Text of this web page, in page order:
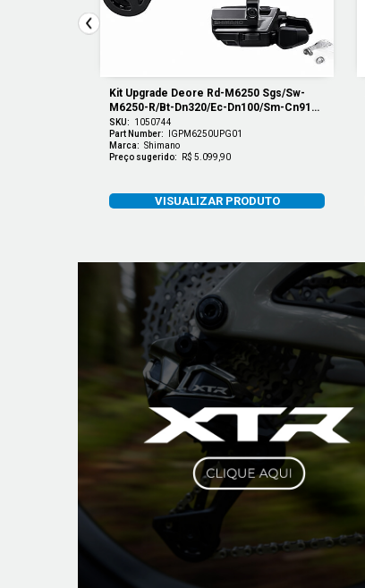
Kit Upgrade Deore Rd-M6250 Sgs/sw-
M6250-R/bt-Dn320/ec-Dn100/sm-Cn910-
12
SKU:
1050744
Part Number:
IGPM6250UPG01
Marca: Shimano
Preço sugerido:
R$ 5.099,90